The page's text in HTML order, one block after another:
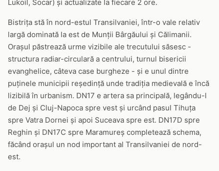
Lukoil, Socar) și actualizate la fiecare 2 ore.
Bistrița stă în nord-estul Transilvaniei, într-o vale relativ
largă dominată la est de Munții Bârgăului și Călimanii.
Orașul păstrează urme vizibile ale trecutului săsesc -
structura radiar-circulară a centrului, turnul bisericii
evanghelice, câteva case burgheze - și e unul dintre
puținele municipii reședință unde tradiția medievală e încă
lizibilă în urbanism. DN17 e artera sa principală, legându-l
de Dej și Cluj-Napoca spre vest și urcând pasul Tihuța
spre Vatra Dornei și apoi Suceava spre est. DN17D spre
Reghin și DN17C spre Maramureș completează schema,
făcând orașul un nod important al Transilvaniei de nord-
est.